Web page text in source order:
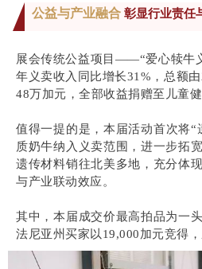
公益与产业融合彰显行业责任
展会传统公益项目——“爱心犊牛
年义卖收入同比增长31%，总额
48万加元，全部收益捐赠至儿童健
值得一提的是，本届活动首次将
质奶牛纳入义卖范围，进一步拓
遗传材料销往北美多地，充分体
与产业联动效应。
其中，本届成交价最高拍品为一
法尼亚州买家以19,000加元竞得，